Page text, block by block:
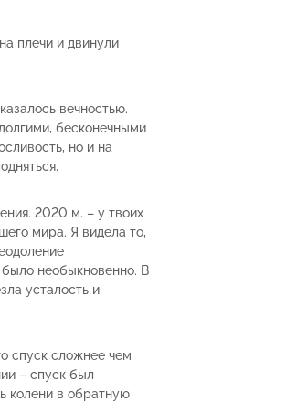
плечи и двинули
вечностью.
бесконечными
но и на
2020 м. – у твоих
мира. Я видела то,
было необыкновенно. В
усталость и
спуск сложнее чем
– спуск был
колени в обратную